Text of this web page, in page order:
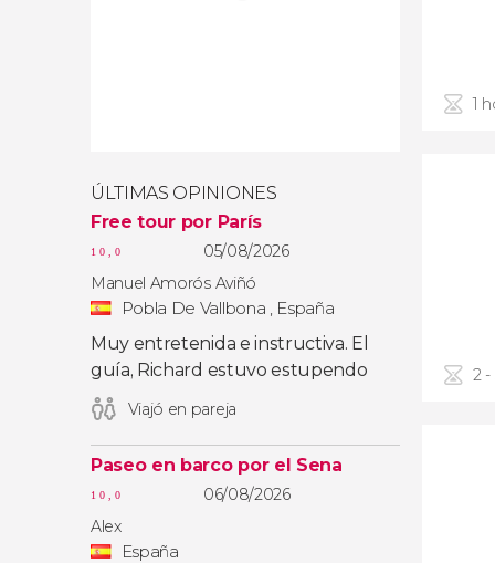
ÚLTIMAS OPINIONES
Free tour por París
10,0
05/08/2026
Manuel Amorós Aviñó
Pobla De Vallbona , España
Muy entretenida e instructiva. El
guía, Richard estuvo estupendo
Viajó en pareja
Paseo en barco por el Sena
10,0
06/08/2026
Alex
España
1
2 -